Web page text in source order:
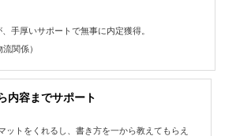
手厚いサポートで無事に内定獲得。
関係）
内容までサポート
ットをくれるし、書き方を一から教えてもらえ